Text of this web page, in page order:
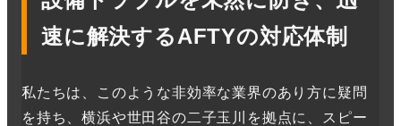
速に解決するAFTYの対応体制
私たちは、このような非効率な業界のあり方に疑問
を持ち、横浜や世田谷の二子玉川を拠点に、スピー